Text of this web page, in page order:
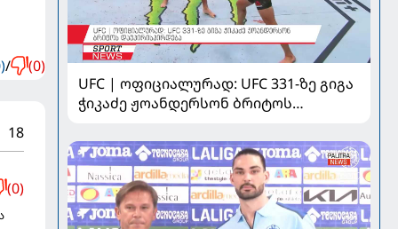
/ (0)
18
(0)
UFC | ოფიციალურად: UFC 331-ზე გიგა
ჭიკაძე ჟოანდერსონ ბრიტოს